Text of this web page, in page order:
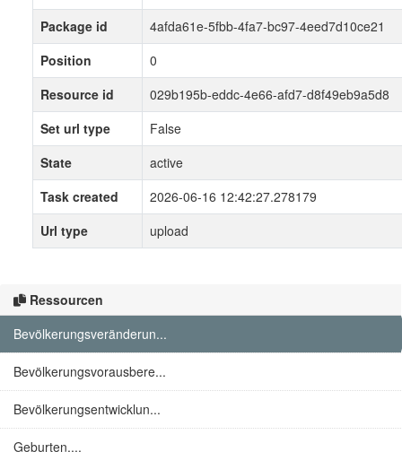
Ressourcen
Bevölkerungsveränderun...
Bevölkerungsvorausbere...
Bevölkerungsentwicklun...
Geburten,...
Package id
4afda61e-5fbb-4fa7-bc97-4eed7d10ce21
Position
0
Resource id
029b195b-eddc-4e66-afd7-d8f49eb9a5d8
Set url type
False
State
active
Task created
2026-06-16 12:42:27.278179
Url type
upload